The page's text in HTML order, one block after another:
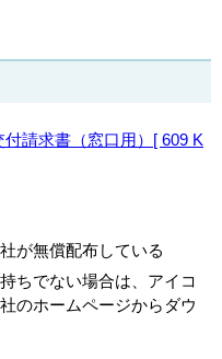
付請求書（窓口用）[ 609 K
が無償配布している
ちでない場合は、アイコ
のホームページからダウ